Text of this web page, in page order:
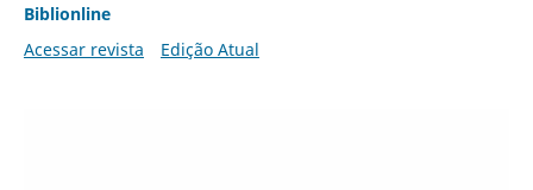
Biblionline
Acessar revista
Edição Atual